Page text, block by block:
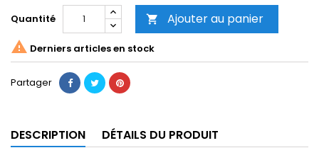
Quantité  Ajouter au panier
 Derniers articles en stock
Partager
DESCRIPTION DÉTAILS DU PRODUIT